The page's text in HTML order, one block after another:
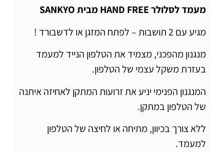
מעמד לסלולר HAND FREE מבית SANKYO
מגיע עם 2 תושבות – לפתח המזגן או לדשבורד !
מנגנון מהפכני, מצמיד את הטלפון הנייד למעמד
בעזרת משקל עצמי של הטלפון.
המנגנון הפנימי יניע את זרועות המתקן לאחיזה איתנה
של הטלפון במתקן.
ללא צורך בכיוון, מתיחה או לחיצה של הטלפון
למעמד.